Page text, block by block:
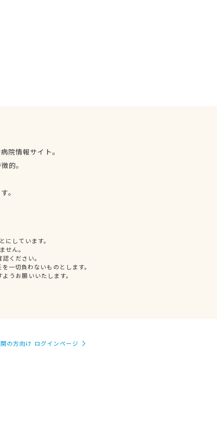
院情報サイト。
的。
。
しています。
せん。
ください。
一切負わないものとします。
うお願いいたします。
の方向け ログインページ